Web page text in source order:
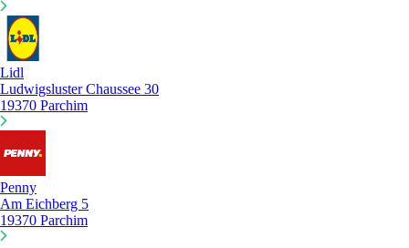
Lidl
Ludwigsluster Chaussee 30
19370 Parchim
Penny
Am Eichberg 5
19370 Parchim